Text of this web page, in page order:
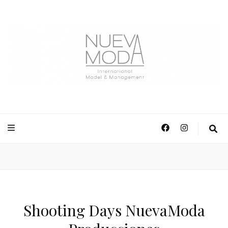
Shooting Days NuevaModa